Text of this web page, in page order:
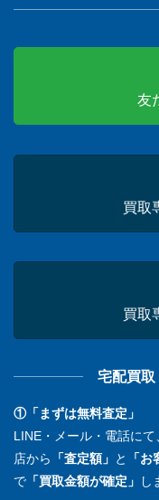
友
買取
買取
宅配買取
①「まずは無料査定」
LINE・メール・電話に
店から
「査定額」 と 「お
で 「買取金額が確定」 し